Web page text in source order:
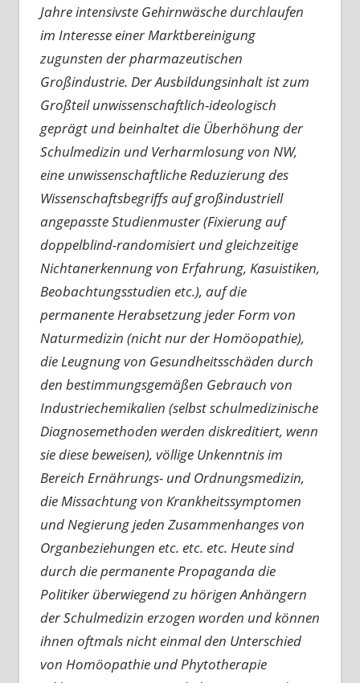
Jahre intensivste Gehirnwäsche durchlaufen
im Interesse einer Marktbereinigung
zugunsten der pharmazeutischen
Großindustrie. Der Ausbildungsinhalt ist zum
Großteil unwissenschaftlich-ideologisch
geprägt und beinhaltet die Überhöhung der
Schulmedizin und Verharmlosung von NW,
eine unwissenschaftliche Reduzierung des
Wissenschaftsbegriffs auf großindustriell
angepasste Studienmuster (Fixierung auf
doppelblind-randomisiert und gleichzeitige
Nichtanerkennung von Erfahrung, Kasuistiken,
Beobachtungsstudien etc.), auf die
permanente Herabsetzung jeder Form von
Naturmedizin (nicht nur der Homöopathie),
die Leugnung von Gesundheitsschäden durch
den bestimmungsgemäßen Gebrauch von
Industriechemikalien (selbst schulmedizinische
Diagnosemethoden werden diskreditiert, wenn
sie diese beweisen), völlige Unkenntnis im
Bereich Ernährungs- und Ordnungsmedizin,
die Missachtung von Krankheitssymptomen
und Negierung jeden Zusammenhanges von
Organbeziehungen etc. etc. etc. Heute sind
durch die permanente Propaganda die
Politiker überwiegend zu hörigen Anhängern
der Schulmedizin erzogen worden und können
ihnen oftmals nicht einmal den Unterschied
von Homöopathie und Phytotherapie